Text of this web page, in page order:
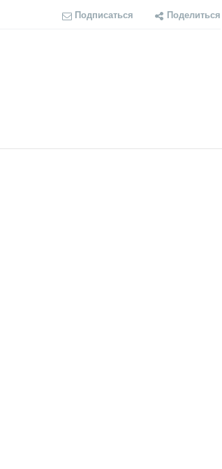
Подписаться Поделиться